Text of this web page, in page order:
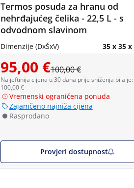
Termos posuda za hranu od
nehrđajućeg čelika - 22,5 L - s
odvodnom slavinom
Dimenzije (DxŠxV) 35 x 35 x
95,00 €100,00 €
Najjeftinija cijena u 30 dana prije sniženja bila je:
100,00 €
Vremenski ograničena ponuda
Zajamčeno najniža cijena
Rasprodano
Provjeri dostupnost